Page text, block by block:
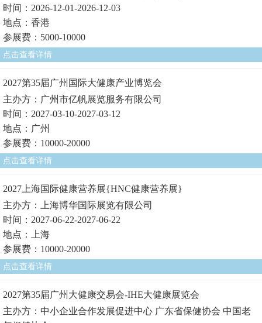
时间：2026-12-01-2026-12-03
地点：香港
参展费：5000-10000
点击查看详情
2027第35届广州国际大健康产业博览会
主办方：广州市亿帆展览服务有限公司
时间：2027-03-10-2027-03-12
地点：广州
参展费：10000-20000
点击查看详情
2027上海国际健康营养展{HNC健康营养展}
主办方：上海博华国际展览有限公司
时间：2027-06-22-2027-06-22
地点：上海
参展费：10000-20000
点击查看详情
2027第35届广州大健康交易会-IHE大健康展览会
主办方：中小企业合作发展促进中心 广东省保健协会 中国老